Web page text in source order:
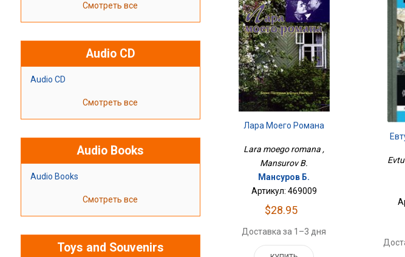
Смотреть все
Audio CD
Audio CD
Смотреть все
Audio Books
Audio Books
Смотреть все
Toys and Souvenirs
Лара Моего Романа
Lara moego romana ,
Mansurov B.
Мансуров Б.
Артикул: 469009
$28.95
Доставка за 1–3 дня